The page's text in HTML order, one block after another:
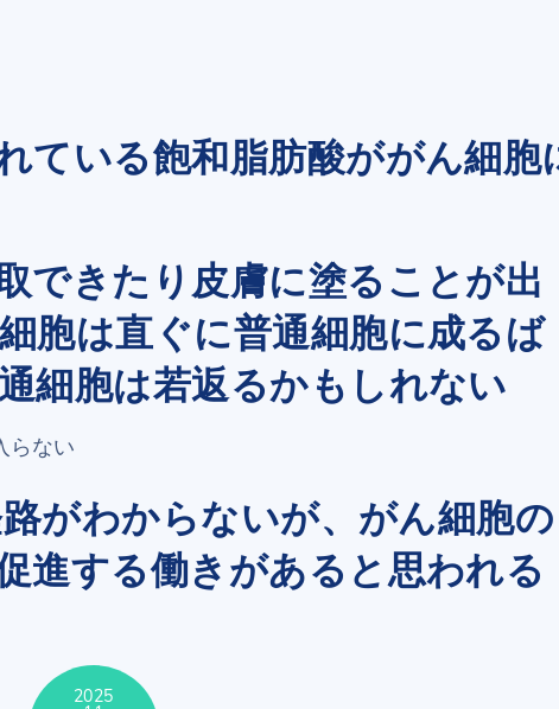
ている飽和脂肪酸ががん細胞
できたり皮膚に塗ることが出
胞は直ぐに普通細胞に成るば
細胞は若返るかもしれない
らない
がわからないが、がん細胞の
進する働きがあると思われる
2025